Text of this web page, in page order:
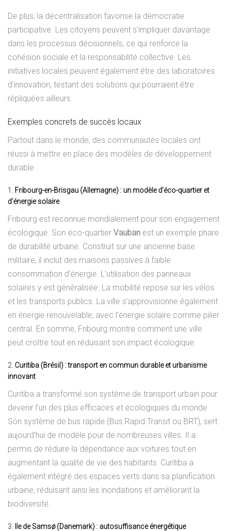
De plus, la décentralisation favorise la démocratie
participative. Les citoyens peuvent s’impliquer davantage
dans les processus décisionnels, ce qui renforce la
cohésion sociale et la responsabilité collective. Les
initiatives locales peuvent également être des laboratoires
d’innovation, testant des solutions qui pourraient être
répliquées ailleurs.
Exemples concrets de succès locaux
Partout dans le monde, des communautés locales ont
réussi à mettre en place des modèles de développement
durable.
1.
Fribourg-en-Brisgau (Allemagne) : un modèle d’éco-quartier et
d’énergie solaire
Fribourg est reconnue mondialement pour son engagement
écologique. Son éco-quartier Vauban est un exemple phare
de durabilité urbaine. Construit sur une ancienne base
militaire, il inclut des maisons passives à faible
consommation d’énergie. L’utilisation des panneaux
solaires y est généralisée. La mobilité repose sur les vélos
et les transports publics. La ville s’approvisionne également
en énergie renouvelable, avec l’énergie solaire comme pilier
central. En somme, Fribourg montre comment une ville
peut croître tout en réduisant son impact écologique.
2. Curitiba (Brésil) :transport en commun durable et urbanisme
innovant
Curitiba a transformé son système de transport urbain pour
devenir l’un des plus efficaces et écologiques du monde.
Son système de bus rapide (Bus Rapid Transit ou BRT), sert
aujourd’hui de modèle pour de nombreuses villes. Il a
permis de réduire la dépendance aux voitures tout en
augmentant la qualité de vie des habitants. Curitiba a
également intégré des espaces verts dans sa planification
urbaine, réduisant ainsi les inondations et améliorant la
biodiversité.
3. Ile de Samsø (Danemark) : autosuffisance énergétique